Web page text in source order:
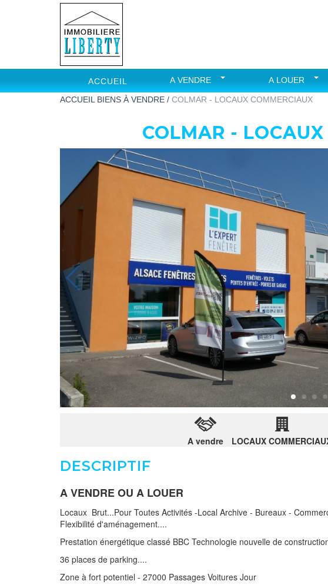
ACCUEIL A VENDRE A LOUER
ACCUEIL BIENS À VENDRE / COLMAR - LOCAUX COMMERCIAUX
COLMAR -
A vendre LOCAUX
DESCRIPTIF
A VENDRE OU A LOUER
Locaux Brut...Pour Toutes Activités -Local Archive - Bureaux -
Flexibilité d'aménagement....
Prestation énergétique classé BBC Technologie nouvelle de
36 places de parking....
Zone à fort potentiel - 27000 Passages Voitures Jour